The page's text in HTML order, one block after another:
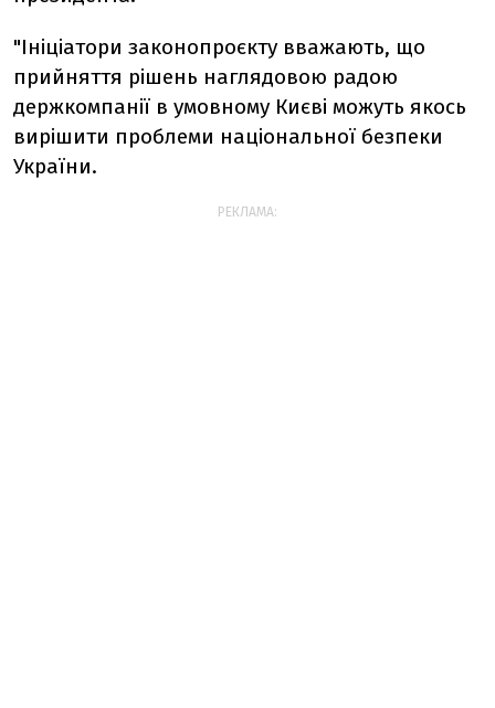
"Ініціатори законопроєкту вважають, що
прийняття рішень наглядовою радою
держкомпанії в умовному Києві можуть якось
вирішити проблеми національної безпеки
України.
РЕКЛАМА: